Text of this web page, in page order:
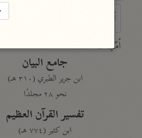
characters for results.
أمّهات
جامع البيان
ابن جرير الطبري (٣١٠ هـ)
نحو ٢٨ مجلدًا
تفسير القرآن العظيم
ابن كثير (٧٧٤ هـ)